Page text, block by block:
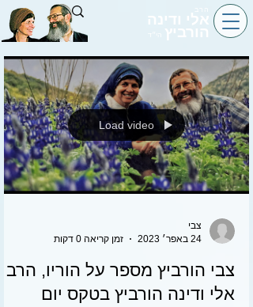
אלי ודינה
הורביץ הי״ד
Load video
צבי
24 באפר׳ 2023
זמן קריאה 0 דקות
צבי הורביץ מספר על הוריו, הרב
אלי ודינה הורביץ בטקס יום